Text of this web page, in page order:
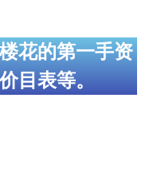
花的第一手资
目表等。